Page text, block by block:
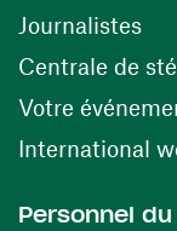
Journalistes
Centrale de
Votre
International
Personnel du